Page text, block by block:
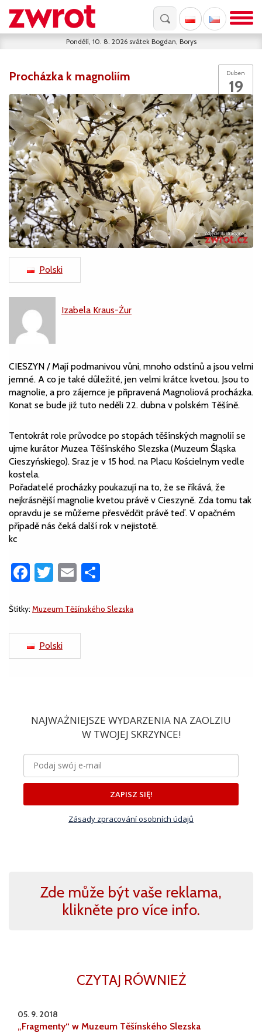
Pondělí, 10. 8. 2026 svátek Bogdan, Borys
Duben
19
2018
Procházka k magnoliím
Polski
Izabela Kraus-Żur
CIESZYN / Mají podmanivou vůni, mnoho odstínů a jsou velmi
jemné. A co je také důležité, jen velmi krátce kvetou. Jsou to
magnolie, a pro zájemce je připravená Magnoliová procházka.
Konat se bude již tuto neděli 22. dubna v polském Těšíně.
Tentokrát role průvodce po stopách těšínských magnolií se
ujme kurátor Muzea Těšínského Slezska (Muzeum Śląska
Cieszyńskiego). Sraz je v 15 hod. na Placu Kościelnym vedle
kostela.
Pořadatelé procházky poukazují na to, že se říkává, že
nejkrásnější magnolie kvetou právě v Cieszyně. Zda tomu tak
opravdu je se můžeme přesvědčit právě teď. V opačném
případě nás čeká další rok v nejistotě.
kc
Facebook
Twitter
Email
Štítky: Muzeum Těšínského Slezska
Polski
NAJWAŻNIEJSZE WYDARZENIA NA ZAOLZIU
W TWOJEJ SKRZYNCE!
ZAPISZ SIĘ!
Zásady zpracování osobních údajů
Zde může být vaše reklama,
klikněte pro více info.
CZYTAJ RÓWNIEŻ
05. 9. 2018
„Fragmenty“ w Muzeum Těšínského Slezska